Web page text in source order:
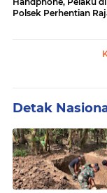
Polsek Perhentian
Detak